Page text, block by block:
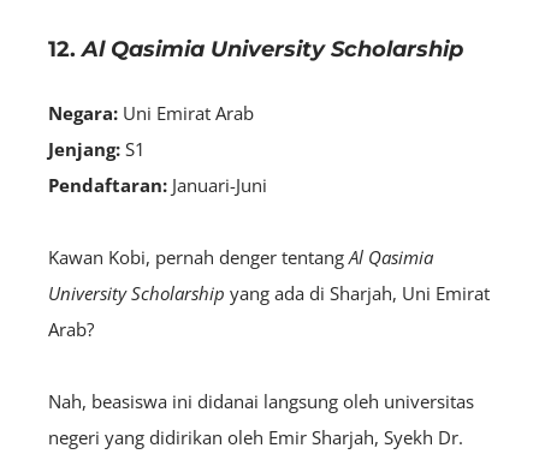
12.Al Qasimia University Scholarship
Negara: Uni Emirat Arab
Jenjang: S1
Pendaftaran: Januari-Juni
Kawan Kobi, pernah denger tentangAl Qasimia
University Scholarship yang ada di Sharjah, Uni Emirat
Arab?
Nah, beasiswa ini didanai langsung oleh universitas
negeri yang didirikan oleh Emir Sharjah, Syekh Dr.